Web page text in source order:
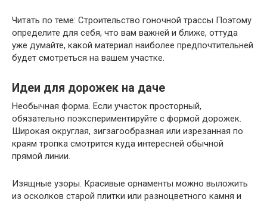
Читать по теме: Строительство гоночной трассы Поэтому
определите для себя, что вам важней и ближе, оттуда
уже думайте, какой материал наиболее предпочтительней
будет смотреться на вашем участке.
Идеи для дорожек на даче
Необычная форма. Если участок просторный,
обязательно поэкспериментируйте с формой дорожек.
Широкая округлая, зигзагообразная или изрезанная по
краям тропка смотрится куда интересней обычной
прямой линии.
Изящные узоры. Красивые орнаменты можно выложить
из осколков старой плитки или разноцветного камня и